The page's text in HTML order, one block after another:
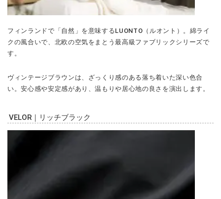
フィンランドで「自然」を意味するLUONTO（ルオント）。綿ライ
クの風合いで、北欧の空気をまとう最高級ファブリックシリーズで
す。
ヴィンテージブラウンは、ざっくり感のある落ち着いた深い色合
い。安心感や安定感があり、温もりや居心地の良さを演出します。
VELOR｜リッチブラック